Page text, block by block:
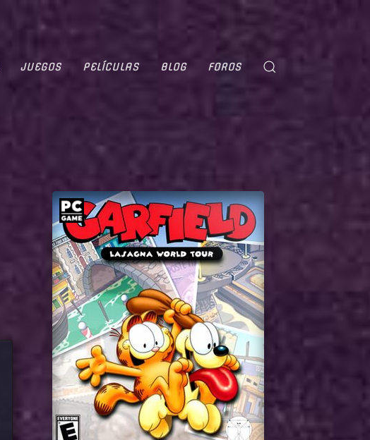
JUEGOS PELÍCULAS BLOG FOROS